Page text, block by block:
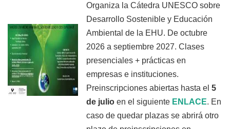
Organiza la Cátedra UNESCO sobre
Desarrollo Sostenible y Educación
Ambiental de la EHU. De octubre
2026 a septiembre 2027. Clases
presenciales + prácticas en
empresas e instituciones.
Preinscripciones abiertas hasta el 5
de julio en el siguiente ENLACE. En
caso de quedar plazas se abrirá otro